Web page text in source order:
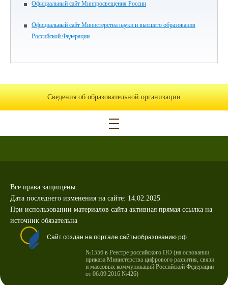
Официальный сайт Минпросвещения России
Официальный сайт Министерства науки и высшего образования
Российской Федерации
Сведения об образовательной организации
Все права защищены.
Дата последнего изменения на сайте: 14.02.2025
При использовании материалов сайта активная прямая ссылка на
источник обязательна
Сайт создан на портале сайтыобразованию.рф
№1556 в Реестре российского ПО (на основании
приказа Министерства цифрового развития, связи
и массовых коммуникаций Российской Федерации
от 06.09.2016 №426)